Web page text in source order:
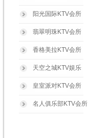
阳光国际KTV会所
翡翠明珠KTV会所
香格美拉KTV会所
天空之城KTV娱乐
皇室派对KTV会所
名人俱乐部KTV会所